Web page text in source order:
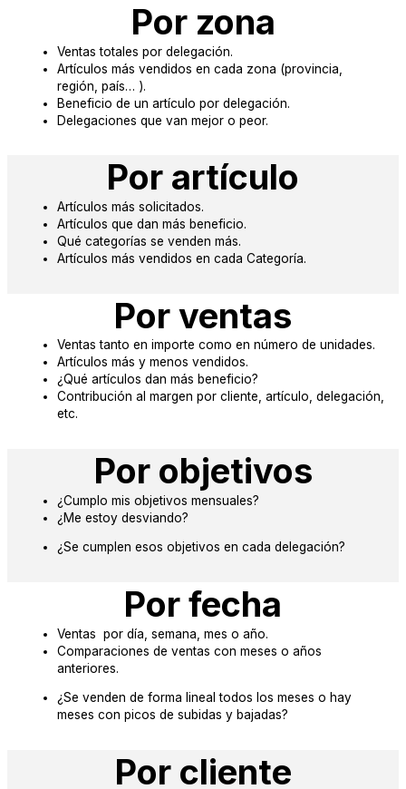
Por zona
Ventas totales por delegación.
Artículos más vendidos en cada zona (provincia,
región, país… ).
Beneficio de un artículo por delegación.
Delegaciones que van mejor o peor.
Por artículo
Artículos más solicitados.
Artículos que dan más beneficio.
Qué categorías se venden más.
Artículos más vendidos en cada Categoría.
Por ventas
Ventas tanto en importe como en número de unidades.
Artículos más y menos vendidos.
¿Qué artículos dan más beneficio?
Contribución al margen por cliente, artículo, delegación,
etc.
Por objetivos
¿Cumplo mis objetivos mensuales?
¿Me estoy desviando?
¿Se cumplen esos objetivos en cada delegación?
Por fecha
Ventas por día, semana, mes o año.
Comparaciones de ventas con meses o años
anteriores.
¿Se venden de forma lineal todos los meses o hay
meses con picos de subidas y bajadas?
Por cliente